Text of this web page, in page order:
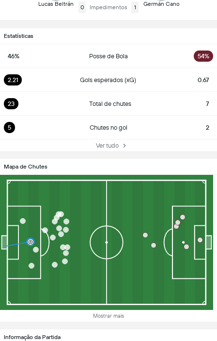
Lucas Beltrán 0 Impedimentos 1 Germán Cano
Estatísticas
46% Posse de Bola 54%
2.21 Gols esperados (xG) 0.67
23 Total de chutes 7
5 Chutes no gol 2
Ver tudo
Mapa de Chutes
Mostrar mais
Informação da Partida